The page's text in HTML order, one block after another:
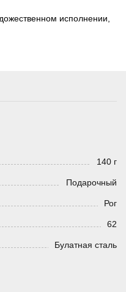
исполнении,
140 г
Подарочный
Рог
62
Булатная сталь